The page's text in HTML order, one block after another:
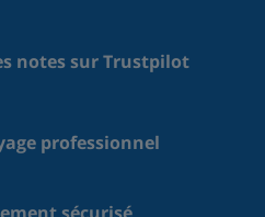
notes sur Trustpilot
professionnel
sécurisé